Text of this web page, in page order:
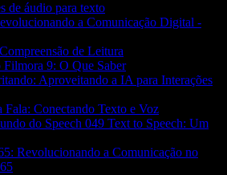
de áudio para texto
a Comunicação Digital -
de Leitura
Filmora 9: O Que Saber
Aproveitando a IA para Interações
Fala: Conectando Texto e Voz
do Speech 049 Text to Speech: Um
Revolucionando a Comunicação no